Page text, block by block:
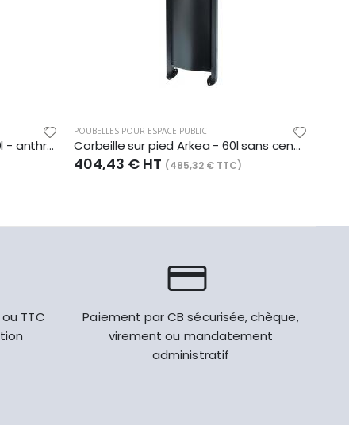
Corbeille sur pied Urbanet - 60l - anthracite mat - RAL 7016
POUBELLES POUR ESPACE PUBLIC
Corbeille sur pied Arkea - 60l sans cendrier - anthracite mat - RAL 7016
404,43 € HT (485,32 € TTC)
TTC
Paiement par CB sécurisée, chèque,
virement ou mandatement
administratif